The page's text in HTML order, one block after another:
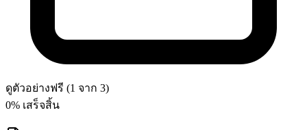
ดูตัวอย่างฟรี (1 จาก 3)
0% เสร็จสิ้น